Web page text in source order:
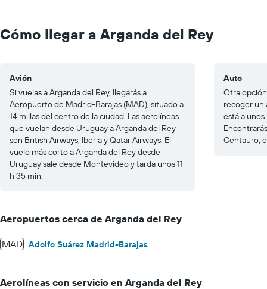
to
200.
Cómo llegar a Arganda del Rey
Avión
Si vuelas a Arganda del Rey, llegarás a
Aeropuerto de Madrid-Barajas (MAD), situado a
14 millas del centro de la ciudad. Las aerolíneas
que vuelan desde Uruguay a Arganda del Rey
son British Airways, Iberia y Qatar Airways. El
vuelo más corto a Arganda del Rey desde
Uruguay sale desde Montevideo y tarda unos 11
h 35 min.
Auto
Otra
recoger un
está a unos
Centauro,
Aeropuertos cerca de Arganda del Rey
MAD Adolfo Suárez Madrid-Barajas
Aerolíneas con servicio en Arganda del Rey